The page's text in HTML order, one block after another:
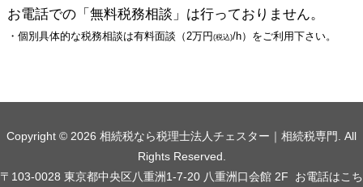
ございますので予めご了承ください。
年
月 日
※月日不明の方はそれぞれ”不明”をご選択ください。
該当するお困りごとがございましたらチェックを付け
たい
争族対策として遺産の残し方を相談したい
相続税納税額の概算を知りたい
※可能な限り別日または午前・午後での日時の記載をお願い
会社名
(全角・半角可)
お電話での「無料税務相談」は行っておりません。
・個別具体的な税務相談は有料面談（2万円 (税込)/h）をご利用下さい。
Copyright © 2026 相続税なら税理士法人チェスター｜相続税専門. All
Rights Reserved.
〒103-0028 東京都中央区八重洲1-7-20 八重洲口会館 2F お電話はこち